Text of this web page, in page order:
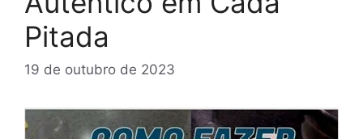
Pitada
19 de outubro de 2023